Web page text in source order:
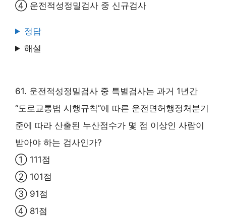
④ 운전적성정밀검사 중 신규검사
정답
해설
61. 운전적성정밀검사 중 특별검사는 과거 1년간
“도로교통법 시행규칙”에 따른 운전면허행정처분기
준에 따라 산출된 누산점수가 몇 점 이상인 사람이
받아야 하는 검사인가?
① 111점
② 101점
③ 91점
④ 81점